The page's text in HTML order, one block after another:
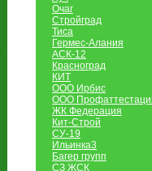
Очаг
Стройград
Тиса
Гермес-Алания
АСК-12
Красноград
КИТ
ООО Ирбис
ООО
ЖК Федерация
Кит-Строй
СУ-19
Ильинка3
Багер групп
СЗ ЖСК